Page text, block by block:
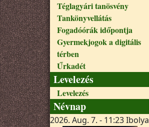
Téglagyári tanösvény
Tankönyvellátás
Fogadóórák időpontja
Gyermekjogok a digitális
térben
Űrkadét
Levelezés
Levelezés
Névnap
2026. Aug. 7. - 11:23Ibolya